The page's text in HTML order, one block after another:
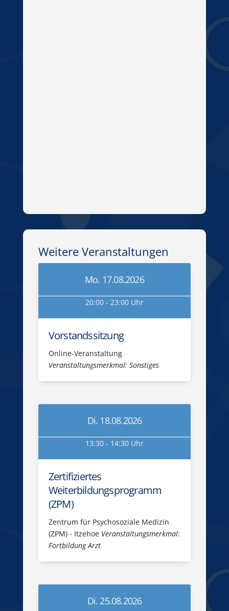
Weitere Veranstaltungen
Mo. 17.08.2026
20:00 - 23:00 Uhr
Vorstandssitzung
Online-Veranstaltung
Veranstaltungsmerkmal: Sonstiges
Di. 18.08.2026
13:30 - 14:30 Uhr
Zertifiziertes
Weiterbildungsprogramm
(ZPM)
Zentrum für Psychosoziale Medizin
(ZPM) - Itzehoe Veranstaltungsmerkmal:
Fortbildung Arzt
Di. 25.08.2026